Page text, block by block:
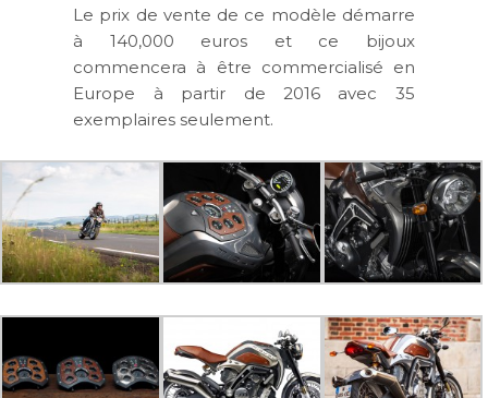
Le prix de vente de ce modèle démarre
à 140,000 euros et ce bijoux
commencera à être commercialisé en
Europe à partir de 2016 avec 35
exemplaires seulement.